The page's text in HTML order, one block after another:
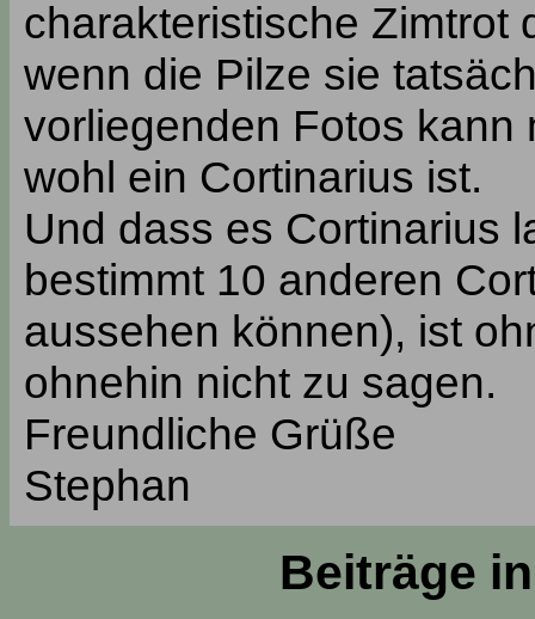
charakteristische Zimtrot
wenn die Pilze sie
vorliegenden Fotos
wohl ein Cortinarius ist.
Und dass es Cortinarius
bestimmt 10 anderen
aussehen können), ist
ohnehin nicht zu sagen.
Freundliche Grüße
Stephan
Beiträge